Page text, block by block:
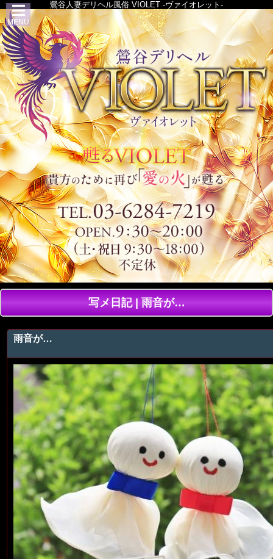
鶯谷人妻デリヘル風俗 VIOLET -ヴァイオレット-
写メ日記 | 雨音が…
雨音が…
MENU